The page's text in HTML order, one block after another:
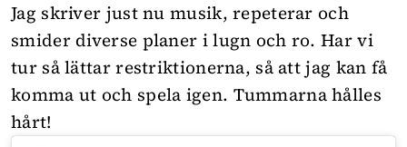
Jag skriver just nu musik, repeterar och
smider diverse planer i lugn och ro. Har vi
tur så lättar restriktionerna, så att jag kan få
komma ut och spela igen. Tummarna hålles
hårt!